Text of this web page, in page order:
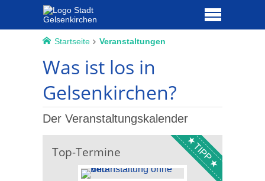
Startseite Veranstaltungen
Was ist los in
Gelsenkirchen?
Der Veranstaltungskalender
Top-Termine TIPP